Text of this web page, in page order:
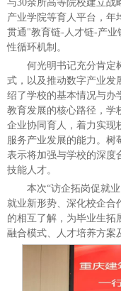
与30余所高等院校建立战
产业学院等育人平台，年
贯通"教育链-人才链-产业
性循环机制。
何光明书记充分肯定
式，以及推动数字产业发
绍了学校的基本情况与办
教育发展的核心路径，学
企业协同育人，着力实现
服务产业发展的能力。树
表示将加强与学校的深度
技能人才。
本次“访企拓岗促就
就业新形势、深化校企合
的相互了解，为毕业生拓
融合模式、人才培养方案